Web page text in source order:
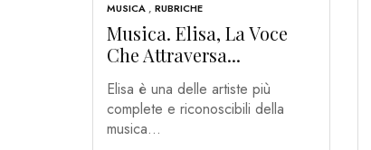
MUSICA, RUBRICHE
Musica. Elisa, La Voce
Che Attraversa...
Elisa è una delle artiste più
complete e riconoscibili della
musica...